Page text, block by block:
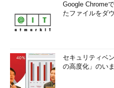
Google Chrome
たファイルをダ
セキュリティベ
の高度化」のい